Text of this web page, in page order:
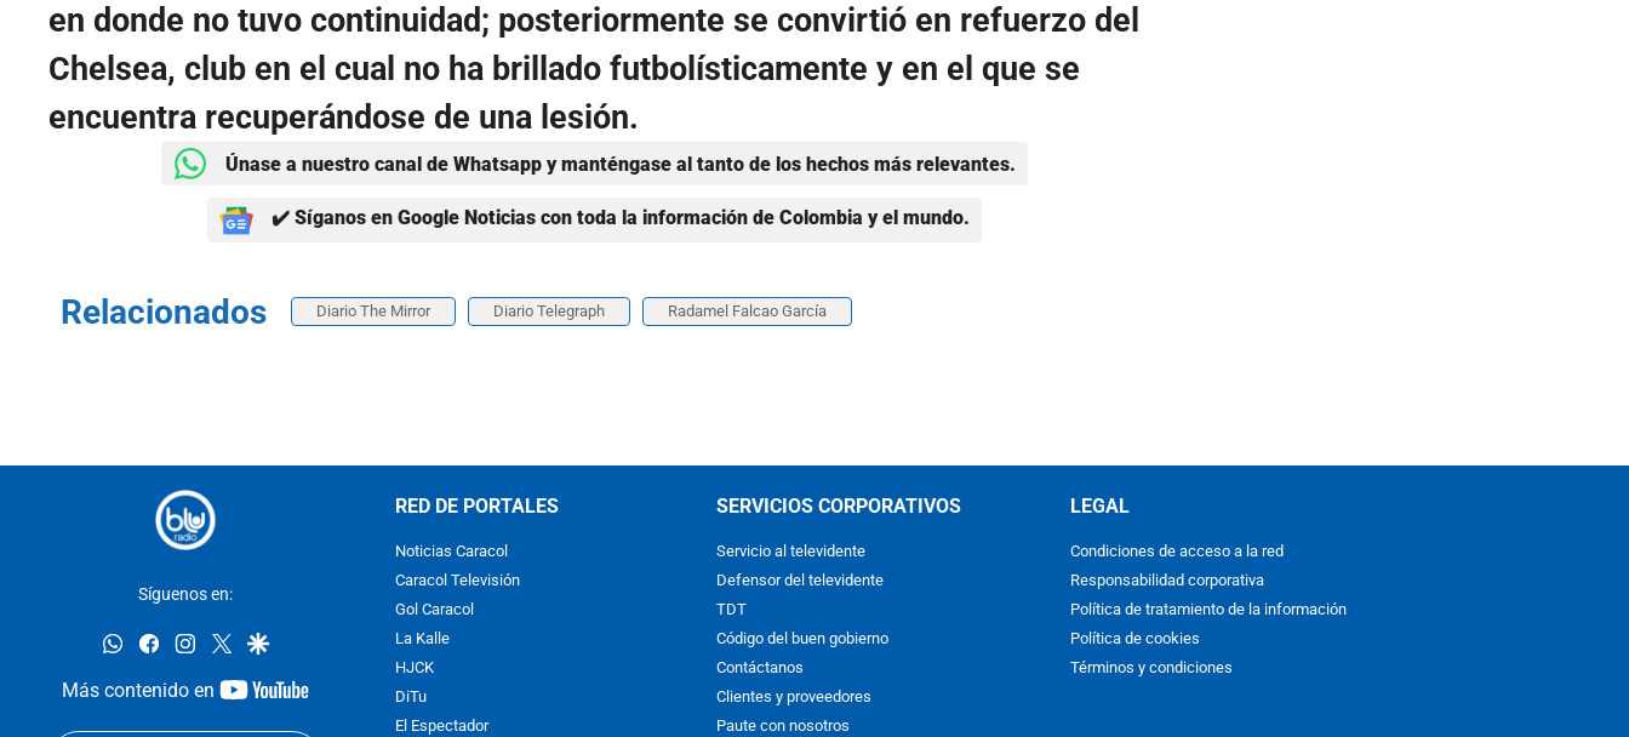
en donde no tuvo continuidad; posteriormente se convirtió en refuerzo del
Chelsea, club en el cual no ha brillado futbolísticamente y en el que se
encuentra recuperándose de una lesión.
Únase a nuestro canal de Whatsapp y manténgase al tanto de los hechos más relevantes.
✔️ Síganos en Google Noticias con toda la información de Colombia y el mundo.
Relacionados Diario The Mirror Diario Telegraph Radamel Falcao García
Síguenos en:
whatsappfacebookinstagram
twittergoogle
Más contenido en
youtube-
RED DE PORTALES
Noticias Caracol
Caracol Televisión
Gol Caracol
La Kalle
HJCK
DiTu
El Espectador
SERVICIOS CORPORATIVOS
Servicio al televidente
Defensor del televidente
TDT
Código del buen gobierno
Contáctanos
Clientes y proveedores
Paute con nosotros
LEGAL
Condiciones de acceso a la red
Responsabilidad corporativa
Política de tratamiento de la información
Política de cookies
Términos y condiciones